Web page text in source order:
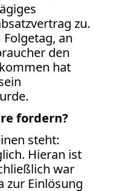
zu.
an
den
hat
fordern?
steht:
Hieran ist
war
zur Einlösung